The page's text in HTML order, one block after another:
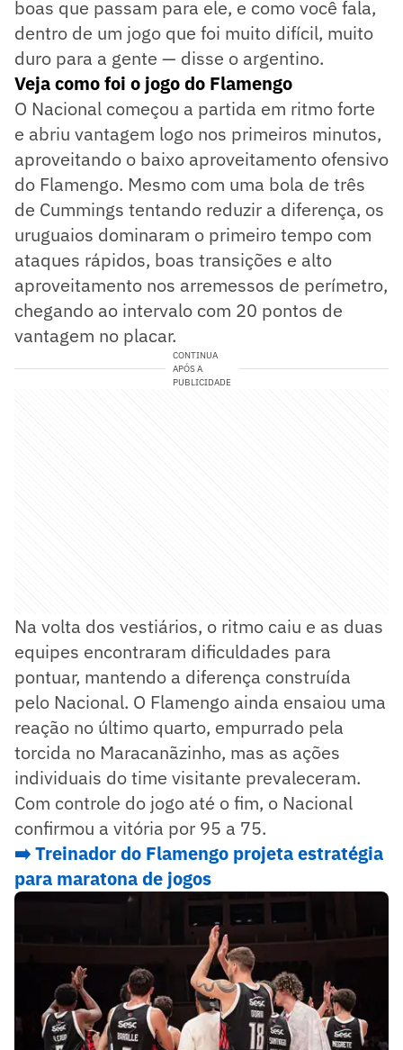
boas que passam para ele, e como você fala,
dentro de um jogo que foi muito difícil, muito
duro para a gente — disse o argentino.
Veja como foi o jogo do Flamengo
O Nacional começou a partida em ritmo forte
e abriu vantagem logo nos primeiros minutos,
aproveitando o baixo aproveitamento ofensivo
do Flamengo. Mesmo com uma bola de três
de Cummings tentando reduzir a diferença, os
uruguaios dominaram o primeiro tempo com
ataques rápidos, boas transições e alto
aproveitamento nos arremessos de perímetro,
chegando ao intervalo com 20 pontos de
vantagem no placar.
CONTINUA
APÓS A
PUBLICIDADE
Na volta dos vestiários, o ritmo caiu e as duas
equipes encontraram dificuldades para
pontuar, mantendo a diferença construída
pelo Nacional. O Flamengo ainda ensaiou uma
reação no último quarto, empurrado pela
torcida no Maracanãzinho, mas as ações
individuais do time visitante prevaleceram.
Com controle do jogo até o fim, o Nacional
confirmou a vitória por 95 a 75.
➡️ Treinador do Flamengo projeta estratégia
para maratona de jogos